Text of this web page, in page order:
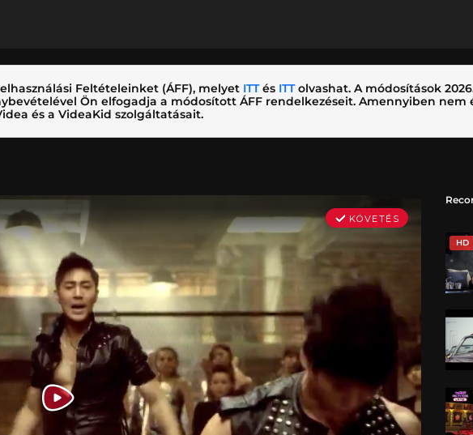
Feltételeinket (ÁFF), melyet ITTés ITTolvashat. A módosítások
Ön elfogadja a módosított ÁFF rendelkezéseit. Amennyiben nem
és a VideaKid szolgáltatásait.
HD